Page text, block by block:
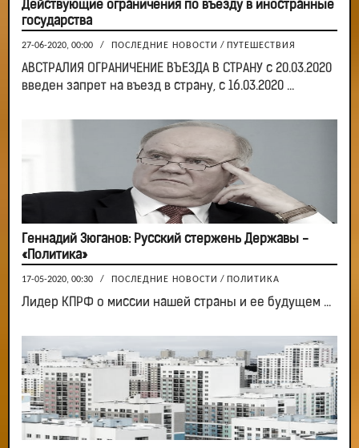
Действующие ограничения по въезду в иностранные
государства
27-06-2020, 00:00 / ПОСЛЕДНИЕ НОВОСТИ / ПУТЕШЕСТВИЯ
АВСТРАЛИЯ ОГРАНИЧЕНИЕ ВЪЕЗДА В СТРАНУ с 20.03.2020
введен запрет на въезд в страну, с 16.03.2020 ...
Геннадий Зюганов: Русский стержень Державы -
«Политика»
17-05-2020, 00:30 / ПОСЛЕДНИЕ НОВОСТИ / ПОЛИТИКА
Лидер КПРФ о миссии нашей страны и ее будущем ...